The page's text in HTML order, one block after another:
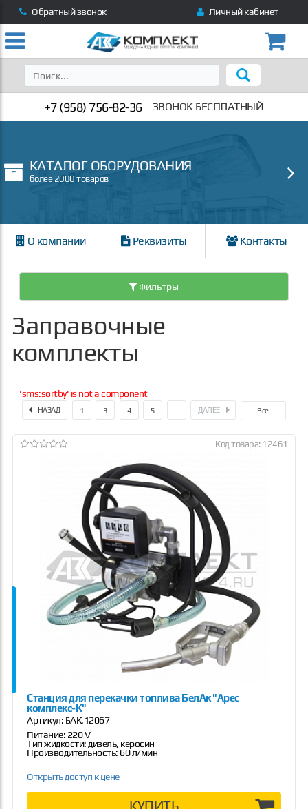
Обратный звонок Личный кабинет
+7 (958) 756-82-36 ЗВОНОК БЕСПЛАТНЫЙ
КАТАЛОГ ОБОРУДОВАНИЯ
более 2000 товаров
О компании Реквизиты Контакты
Фильтры
Заправочные
комплекты
'sms:sortby' is not a component
НАЗАД 1 3 4 5 ДАЛЕЕ Все
Код товара: 12461
Станция для перекачки топлива БелАк "Арес
комплекс-К"
Артикул: БАК.12067
Питание: 220 V
Тип жидкости: дизель, керосин
Производительность: 60 л/мин
Открыть доступ к цене
КУПИТЬ